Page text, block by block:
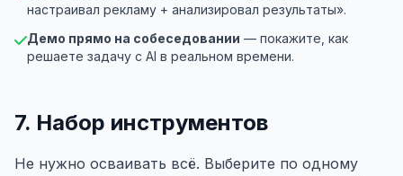
настраивал рекламу + анализировал результаты».
Демо прямо на собеседовании — покажите, как
решаете задачу с AI в реальном времени.
7. Набор инструментов
Не нужно осваивать всё. Выберите по одному